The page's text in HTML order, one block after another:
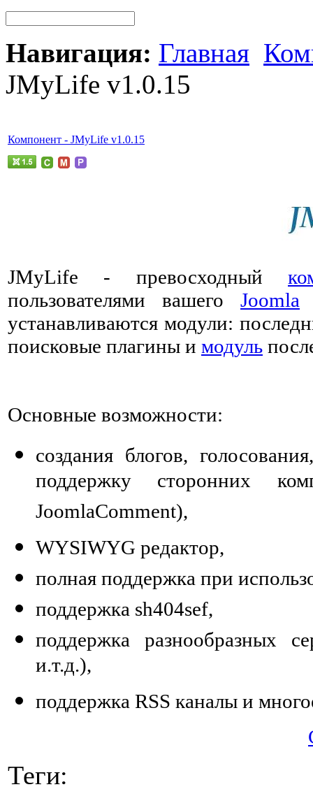
Навигация: Главная
JMyLife v1.0.15
Компонент - JMyLife v1.0.15
JMyLife - превосходный
пользователями вашего Joomla
устанавливаются модули:
поисковые плагины и модуль
Основные возможности:
создания блогов,
поддержку сторонних
JoomlaComment),
WYSIWYG редактор,
полная поддержка при
поддержка sh404sef,
поддержка разнообразных
и.т.д.),
поддержка RSS каналы и
Теги: